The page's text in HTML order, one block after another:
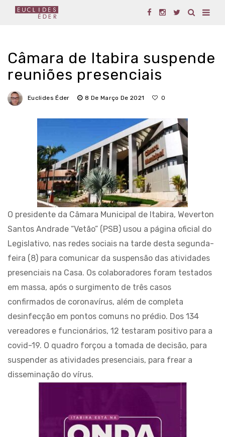
Câmara de Itabira suspende
reuniões presenciais
Euclides Éder 8 De Março De 2021 0
O presidente da Câmara Municipal de Itabira, Weverton
Santos Andrade “Vetão” (PSB) usou a página oficial do
Legislativo, nas redes sociais na tarde desta segunda-
feira (8) para comunicar da suspensão das atividades
presenciais na Casa. Os colaboradores foram testados
em massa, após o surgimento de três casos
confirmados de coronavírus, além de completa
desinfecção em pontos comuns no prédio. Dos 134
vereadores e funcionários, 12 testaram positivo para a
covid-19. O quadro forçou a tomada de decisão, para
suspender as atividades presenciais, para frear a
disseminação do vírus.